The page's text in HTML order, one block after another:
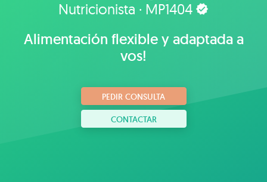
Nutricionista · MP1404
Alimentación flexible y adaptada a
vos!
PEDIR CONSULTA
CONTACTAR